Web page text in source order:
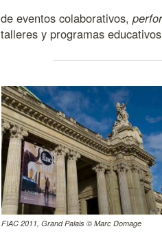
de eventos colaborativos,
talleres y programas
FIAC 2011, Grand Palais © Marc Domage